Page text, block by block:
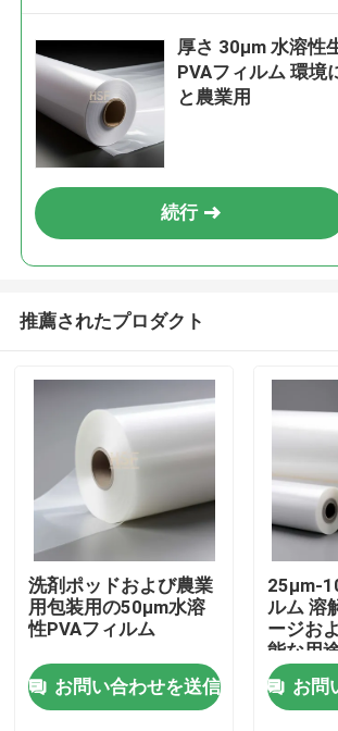
ホーム
製品
厚さ 30μm 水溶性
PVAフィルム 環境
と農業用
続行
推薦されたプロダクト
洗剤ポッドおよび農業
用包装用の50μm水溶
性PVAフィルム
お問い合わせを送信
25μm-
ルム 溶
ージお
能な用
ビニル
ルムお問